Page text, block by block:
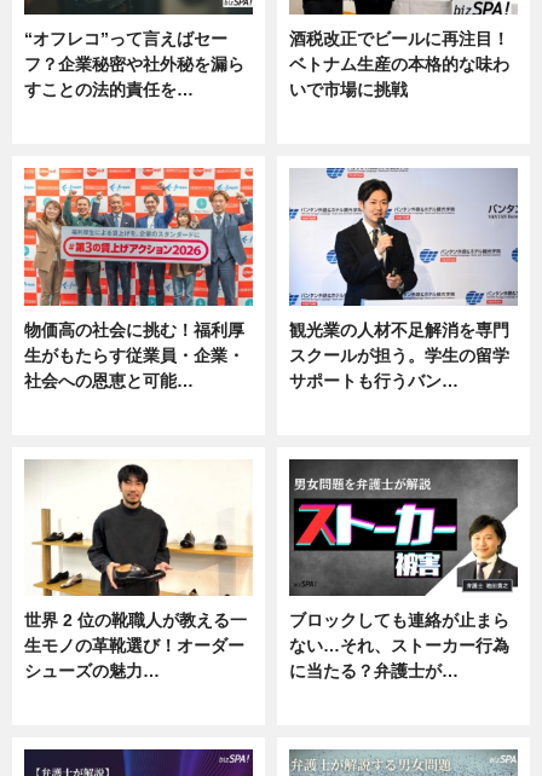
“オフレコ”って言えばセー
フ？企業秘密や社外秘を漏ら
すことの法的責任を…
酒税改正でビールに再注目！
ベトナム生産の本格的な味わ
いで市場に挑戦
物価高の社会に挑む！福利厚
生がもたらす従業員・企業・
社会への恩恵と可能…
観光業の人材不足解消を専門
スクールが担う。学生の留学
サポートも行うバン…
世界 2 位の靴職人が教える一
生モノの革靴選び！オーダー
シューズの魅力…
ブロックしても連絡が止まら
ない…それ、ストーカー行為
に当たる？弁護士が…